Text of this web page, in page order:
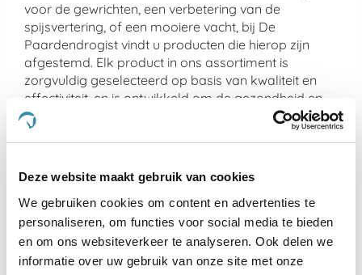
Deze website maakt gebruik van cookies
We gebruiken cookies om content en advertenties te
personaliseren, om functies voor social media te bieden
en om ons websiteverkeer te analyseren. Ook delen we
informatie over uw gebruik van onze site met onze
voor de gewrichten, een verbetering van de
spijsvertering, of een mooiere vacht, bij De
Paardendrogist vindt u producten die hierop zijn
afgestemd. Elk product in ons assortiment is
zorgvuldig geselecteerd op basis van kwaliteit en
effectiviteit, en is ontwikkeld om de gezondheid en
het geluk van uw huisdier te optimaliseren.
aanbieden veilig, effectief en makkelijk in gebruik.
Van supplementen die de gemoedsrust bieden aan
nerveuze paardentot producten die de gezondheid
vangewrichten ondersteunen bij oudere hondenen
katten, ons doel is om een merkbare verbetering in